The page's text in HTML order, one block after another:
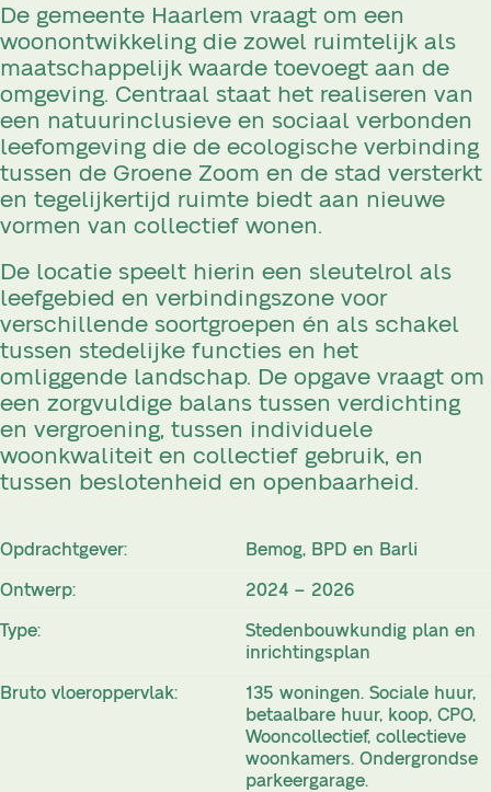
De gemeente Haarlem vraagt om een
woonontwikkeling die zowel ruimtelijk als
maatschappelijk waarde toevoegt aan de
omgeving. Centraal staat het realiseren van
een natuurinclusieve en sociaal verbonden
leefomgeving die de ecologische verbinding
tussen de Groene Zoom en de stad versterkt
en tegelijkertijd ruimte biedt aan nieuwe
vormen van collectief wonen.
De locatie speelt hierin een sleutelrol als
leefgebied en verbindingszone voor
verschillende soortgroepen én als schakel
tussen stedelijke functies en het
omliggende landschap. De opgave vraagt om
een zorgvuldige balans tussen verdichting
en vergroening, tussen individuele
woonkwaliteit en collectief gebruik, en
tussen beslotenheid en openbaarheid.
Opdrachtgever:
Bemog, BPD en Barli
Ontwerp:
2024 – 2026
Type:
Stedenbouwkundig plan en
inrichtingsplan
Bruto vloeroppervlak:
135 woningen. Sociale huur,
betaalbare huur, koop, CPO,
Wooncollectief, collectieve
woonkamers. Ondergrondse
parkeergarage.